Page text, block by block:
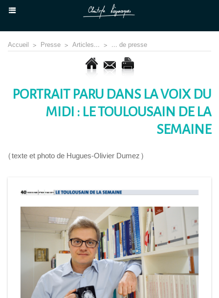
Accueil > Presse > Articles... > ... de presse
PORTRAIT PARU DANS LA VOIX DU
MIDI : LE TOULOUSAIN DE LA
SEMAINE
(texte et photo de Hugues-Olivier Dumez)